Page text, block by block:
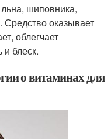
шиповника,
Средство оказывает
облегчает
и блеск.
о витаминах для